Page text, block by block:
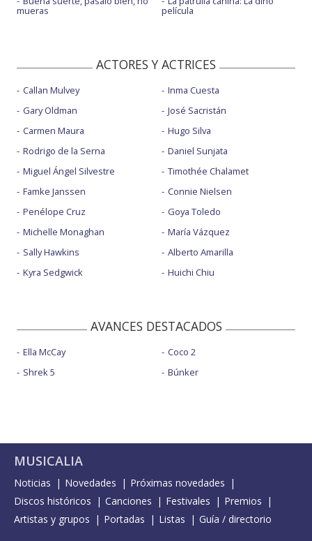
mueras película
ACTORES Y ACTRICES
Callan Mulvey
Gary Oldman
Carmen Maura
Rodrigo de la Serna
Miguel Ángel Silvestre
Famke Janssen
Penélope Cruz
Michelle Monaghan
Sally Hawkins
Kyra Sedgwick
Inma Cuesta
José Sacristán
Hugo Silva
Daniel Sunjata
Timothée Chalamet
Connie Nielsen
Goya Toledo
María Vázquez
Alberto Amarilla
Huichi Chiu
AVANCES DESTACADOS
Ella McCay
Shrek 5
Coco 2
Búnker
MUSICALIA
Noticias Novedades
Próximas novedades
Discos históricos
Canciones Festivales
Premios
Artistas y grupos
Portadas Listas Guía / directorio